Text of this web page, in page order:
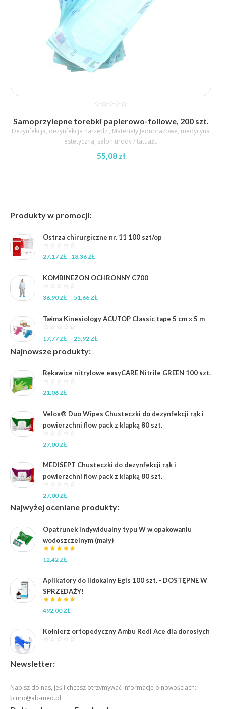
Samoprzylepne torebki papierowo-foliowe, 200 szt.
Dezynfekcja, dezynfekcja narzędzi, Materiały Jednorazowe, medycyna
estetyczna, salon urody / tatuażu
55,08 zł
Produkty w promocji:
Ostrza chirurgiczne nr. 11 100 szt/op
27,17ZŁ Pierwotna
wynosiła:
27,17 zł.
18,36ZŁAktualna
wynosi:
KOMBINEZON OCHRONNY C700
36,90ZŁ – 51,66ZŁZakres
od
Taśma Kinesiology ACUTOP Classic tape 5 cm x 5 m
17,77ZŁ – 25,92ZŁZakres
do
Najnowsze produkty:
Rękawice nitrylowe easyCARE Nitrile GREEN 100 szt.
21,06ZŁ
Velox® Duo Wipes Chusteczki do dezynfekcji rąk i
powierzchni flow pack z klapką 80 szt.
27,00ZŁ
MEDISEPT Chusteczki do dezynfekcji rąk i
powierzchni flow pack z klapką 80 szt.
27,00ZŁ
Najwyżej oceniane produkty:
Opatrunek indywidualny typu W w opakowaniu
wodoszczelnym (mały)
12,42ZŁ
Aplikatory do lidokainy Egis 100 szt. - DOSTĘPNE W
SPRZEDAŻY!
492,00ZŁ
Kołnierz ortopedyczny Ambu Redi Ace dla dorosłych
Newsletter:
Napisz do nas, jeśli chcesz otrzymywać informacje o nowościach:
biuro@ab-med.pl